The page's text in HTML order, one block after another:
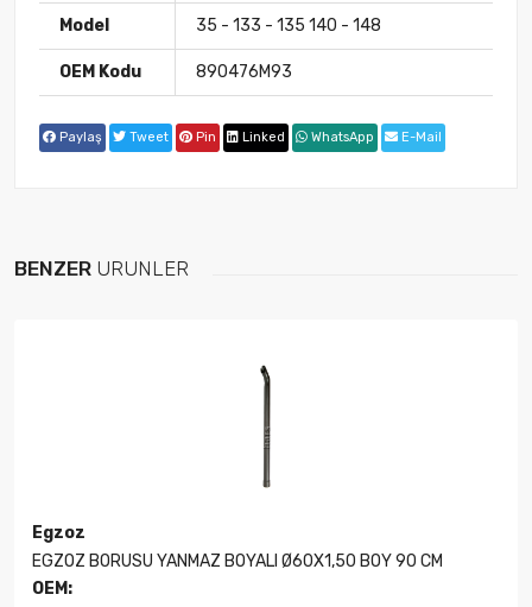
Model 35 - 133 - 135 140 - 148
OEM Kodu 890476M93
Paylaş Tweet Pin Linked WhatsApp E-Mail
BENZER ÜRÜNLER
Egzoz
EGZOZ BORUSU YANMAZ BOYALI Ø60X1,50 BOY 90 CM
OEM: